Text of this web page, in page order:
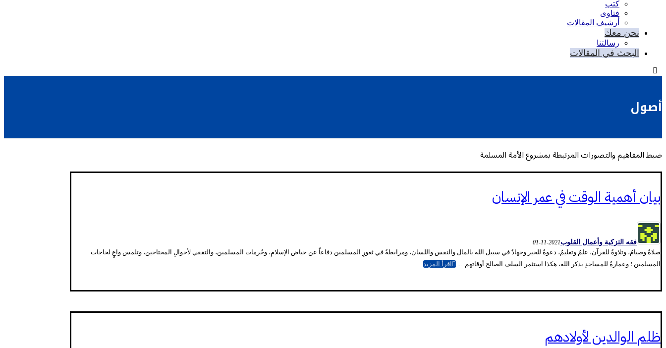
كتب
فتاوى
أرشيف المقالات
نحن معك
رسالتنا
البحث في المقالات
أصول
ضبط المفاهيم والتصورات المرتبطة بمشروع الأمة المسلمة
بيان أهمية الوقت في عمر الإنسان
فقه التزكية وأعمال القلوب2021-11-01
صلاةٌ وصيامٌ، وتلاوةٌ للقرآن، علمٌ وتعليمٌ، دعوةٌ للخير وجهادٌ في سبيل الله بالمال والنفس واللسان، ومرابطةٌ في ثغورِ المسلمين دفاعاً عن حياض الإسلامِ، وحُرمات المسلمين، والتقفي لأحوالِ المحتاجين، وتلمس واعٍ لحاجات
المسلمين ؛ وعمارةٌ للمساجدِ بذكر الله، هكذا استثمر السلف الصالح أوقاتهم. ...
اقرأ المزيد
ظلم الوالدين لأولادهم